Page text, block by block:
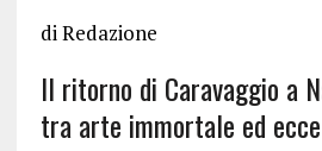
di Redazione
Il ritorno di Caravaggio a
tra arte immortale ed